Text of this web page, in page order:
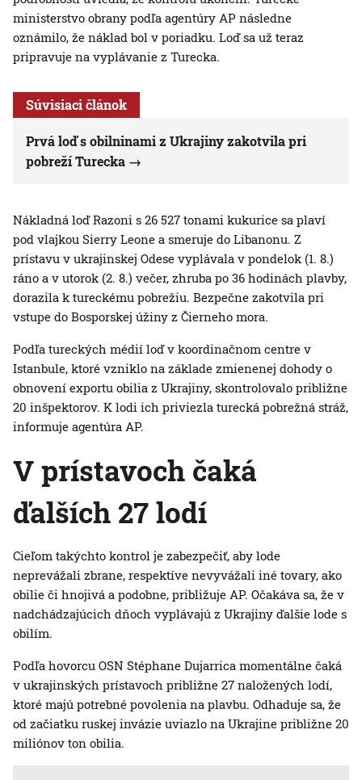
ministerstvo obrany podľa agentúry AP následne
oznámilo, že náklad bol v poriadku. Loď sa už teraz
pripravuje na vyplávanie z Turecka.
Súvisiaci článok
Prvá loď s obilninami z Ukrajiny zakotvila pri
pobreží Turecka
Nákladná loď Razoni s 26 527 tonami kukurice sa plaví
pod vlajkou Sierry Leone a smeruje do Libanonu. Z
prístavu v ukrajinskej Odese vyplávala v pondelok (1. 8.)
ráno a v utorok (2. 8.) večer, zhruba po 36 hodinách plavby,
dorazila k tureckému pobrežiu. Bezpečne zakotvila pri
vstupe do Bosporskej úžiny z Čierneho mora.
Podľa tureckých médií loď v koordinačnom centre v
Istanbule, ktoré vzniklo na základe zmienenej dohody o
obnovení exportu obilia z Ukrajiny, skontrolovalo približne
20 inšpektorov. K lodi ich priviezla turecká pobrežná stráž,
informuje agentúra AP.
V prístavoch čaká
ďalších 27 lodí
Cieľom takýchto kontrol je zabezpečiť, aby lode
neprevážali zbrane, respektíve nevyvážali iné tovary, ako
obilie či hnojivá a podobne, približuje AP. Očakáva sa, že v
nadchádzajúcich dňoch vyplávajú z Ukrajiny ďalšie lode s
obilím.
Podľa hovorcu OSN Stéphane Dujarrica momentálne čaká
v ukrajinských prístavoch približne 27 naložených lodí,
ktoré majú potrebné povolenia na plavbu. Odhaduje sa, že
od začiatku ruskej invázie uviazlo na Ukrajine približne 20
miliónov ton obilia.